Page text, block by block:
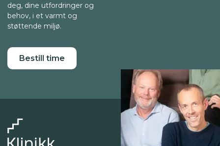
deg, dine utfordringer og
behov, i et varmt og
støttende miljø.
Bestill time